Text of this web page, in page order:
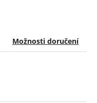
Možnosti doručení